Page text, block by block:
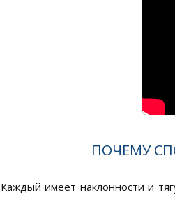
ПОЧЕМУ
Каждый имеет наклонности и